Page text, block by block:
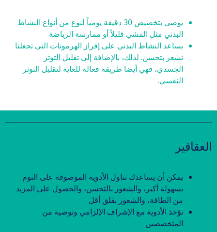
يوصى بتخصيص 30 دقيقة يومياً لنوع من أنواع النشاط
البدني مثل المشي قليلاً أو ممارسة الرياضة
يساعد النشاط البدني على إفراز الهرمونات التي تجعلنا
نشعر بتحسن. لذلك، بالإضافة إلى تقليل التوتر
الجسدي، فهي أيضا طريقة فعالة للغاية لتقليل التوتر
النفسي.
العقاقير
يمكن أن يساعدك تناول الأدوية الموصوفة على النوم
بسهولة أكبر، والشعور بالتحسن، والحصول على المزيد
من الطاقة، والشعور بقلق أقل
تؤخذ الأدوية مع الإشراف الإلزامي وتوصية من
المتخصصين